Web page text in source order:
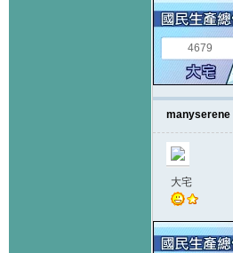
4679
manyserene
大宅